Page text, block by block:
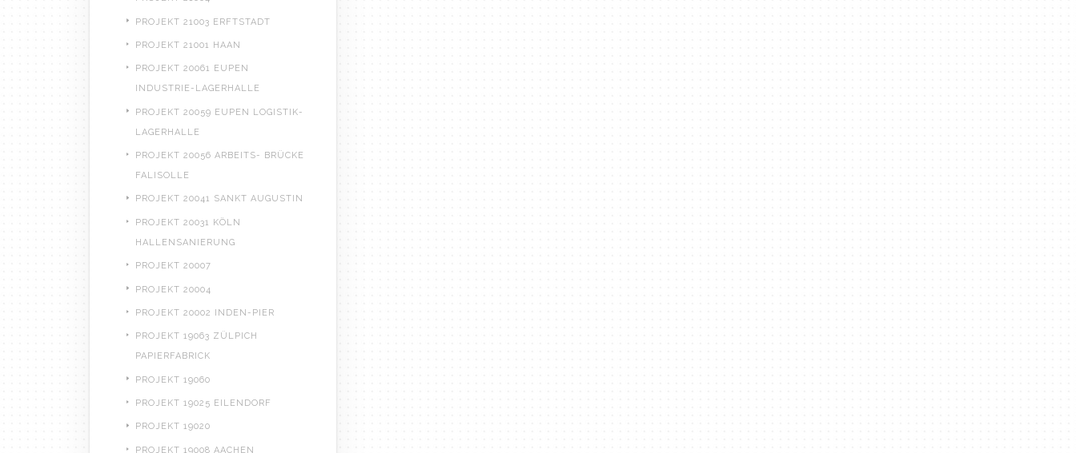
PROJEKT 21003 ERFTSTADT
PROJEKT 21001 HAAN
PROJEKT 20061 EUPEN
INDUSTRIE-LAGERHALLE
PROJEKT 20059 EUPEN LOGISTIK-
LAGERHALLE
PROJEKT 20056 ARBEITS- BRÜCKE
FALISOLLE
PROJEKT 20041 SANKT AUGUSTIN
PROJEKT 20031 KÖLN
HALLENSANIERUNG
PROJEKT 20007
PROJEKT 20004
PROJEKT 20002 INDEN-PIER
PROJEKT 19063 ZÜLPICH
PAPIERFABRICK
PROJEKT 19060
PROJEKT 19025 EILENDORF
PROJEKT 19020
PROJEKT 19008 AACHEN